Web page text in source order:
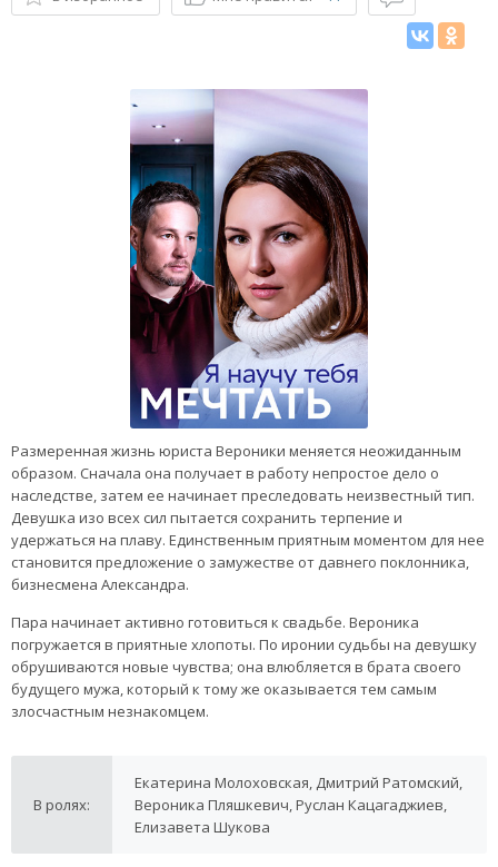
Размеренная жизнь юриста Вероники меняется неожиданным
образом. Сначала она получает в работу непростое дело о
наследстве, затем ее начинает преследовать неизвестный тип.
Девушка изо всех сил пытается сохранить терпение и
удержаться на плаву. Единственным приятным моментом для нее
становится предложение о замужестве от давнего поклонника,
бизнесмена Александра.
Пара начинает активно готовиться к свадьбе. Вероника
погружается в приятные хлопоты. По иронии судьбы на девушку
обрушиваются новые чувства; она влюбляется в брата своего
будущего мужа, который к тому же оказывается тем самым
злосчастным незнакомцем.
В ролях:
Екатерина Молоховская, Дмитрий Ратомский,
Вероника Пляшкевич, Руслан Кацагаджиев,
Елизавета Шукова